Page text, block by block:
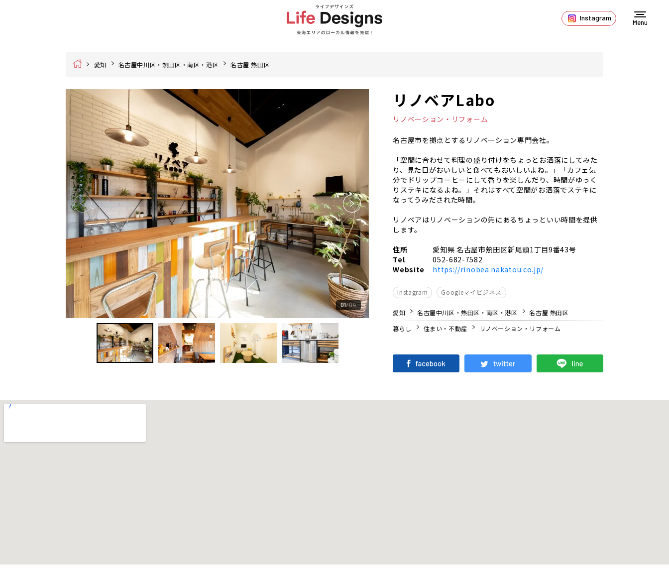
Instagram
Menu
Home 愛知 名古屋中川区・熱田区・南区・港区 名古屋 熱田区
01 04
リノベアLabo
リノベーション・リフォーム
名古屋市を拠点とするリノベーション専門会社。
「空間に合わせて料理の盛り付けをちょっとお洒落にしてみた
り、見た目がおいしいと食べてもおいしいよね。」「カフェ気
分でドリップコーヒーにして香りを楽しんだり、時間がゆっく
りステキになるよね。」それはすべて空間がお洒落でステキに
なってうみだされた時間。
リノベアはリノベーションの先にあるちょっといい時間を提供
します。
住所
愛知県 名古屋市熱田区新尾頭1丁目9番43号
Tel
052-682-7582
Website
https://rinobea.nakatou.co.jp/
Instagram Googleマイビジネス
愛知 名古屋中川区・熱田区・南区・港区
名古屋 熱田区
暮らし
住まい・不動産 リノベーション・リフォーム